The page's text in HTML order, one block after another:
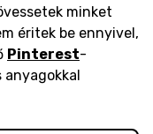
minket
éritek be ennyivel,
Pinterest-
anyagokkal